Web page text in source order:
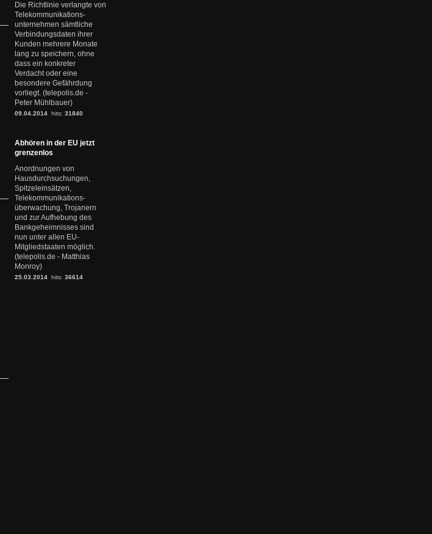
Die Richtlinie verlangte von
Telekommunikations-
unternehmen sämtliche
Verbindungsdaten ihrer
Kunden mehrere Monate
lang zu speichern, ohne
dass ein konkreter
Verdacht oder eine
besondere Gefährdung
vorliegt. (telepolis.de -
Peter Mühlbauer)
09.04.2014 hits: 31840
Abhören in der EU jetzt
grenzenlos
Anordnungen von
Hausdurchsuchungen,
Spitzeleinsätzen,
Telekommunikations-
überwachung, Trojanern
und zur Aufhebung des
Bankgeheimnisses sind
nun unter allen EU-
Mitgliedstaaten möglich.
(telepolis.de - Matthias
Monroy)
25.03.2014 hits: 36614